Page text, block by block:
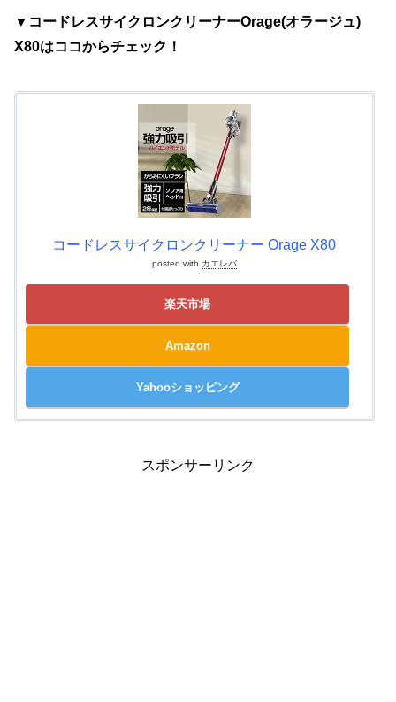
▼コードレスサイクロンクリーナーOrage(オラージュ)
X80はココからチェック！
コードレスサイクロンクリーナー Orage X80
posted with カエレバ
楽天市場
Amazon
Yahooショッピング
スポンサーリンク